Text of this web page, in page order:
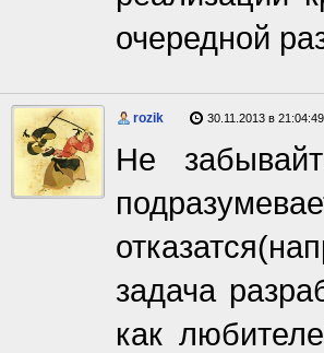
очередной
rozik 30.11.2013 в 21:04:49
Не
задача
как